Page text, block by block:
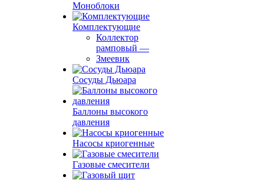
Моноблоки
Комплектующие
Коллектор
рамповый —
Змеевик
Сосуды Дьюара
Баллоны высокого
давления
Насосы криогенные
Газовые смесители